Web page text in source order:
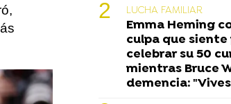
LUCHA FAMILIAR
Emma Heming
culpa que siente
celebrar su 50
mientras Bruce
demencia: